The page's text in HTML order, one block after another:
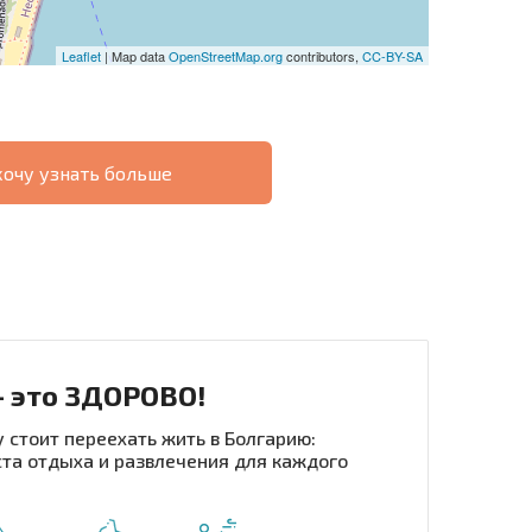
Leaflet | Map dataOpenStreetMap.orgcontributors, CC-BY-SA
узнать больше
| Нажимая кнопку, вы разрешаете
это ЗДОРОВО!
переехать жить в Болгарию:
отдыха и развлечения для каждого